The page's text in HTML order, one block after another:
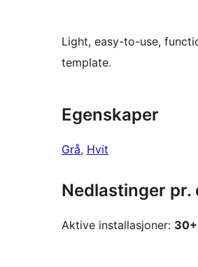
Light, easy-to-use,
template.
Egenskaper
Grå, Hvit
Nedlastinger pr.
Aktive installasjoner: 30+